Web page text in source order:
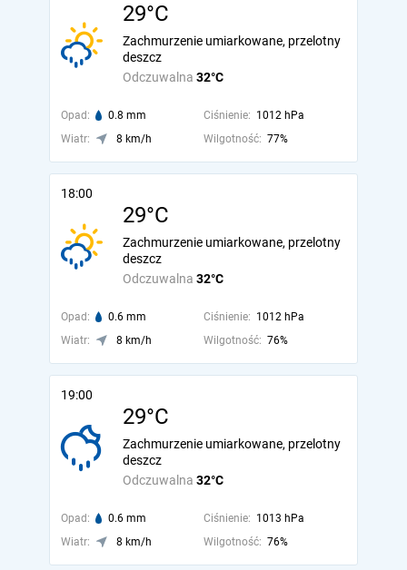
29°C
Odczuwalna 32°C
Zachmurzenie umiarkowane, przelotny
deszcz
Opad: 0.8 mm Ciśnienie: 1012 hPa
Wiatr:
8 km/h Wilgotność: 77%
18:00
29°C
Odczuwalna 32°C
Zachmurzenie umiarkowane, przelotny
deszcz
Opad: 0.6 mm Ciśnienie: 1012 hPa
Wiatr:
8 km/h Wilgotność: 76%
19:00
29°C
Odczuwalna 32°C
Zachmurzenie umiarkowane, przelotny
deszcz
Opad: 0.6 mm Ciśnienie: 1013 hPa
Wiatr:
8 km/h Wilgotność: 76%